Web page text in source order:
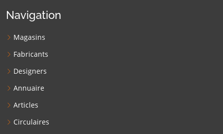
Navigation
Magasins
Fabricants
Designers
Annuaire
Articles
Circulaires